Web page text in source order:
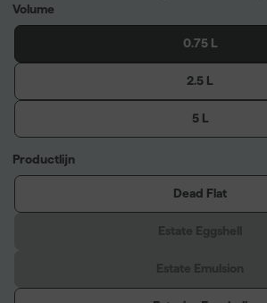
Volume
0.75 L
2.5 L
5 L
Productlijn
Dead Flat